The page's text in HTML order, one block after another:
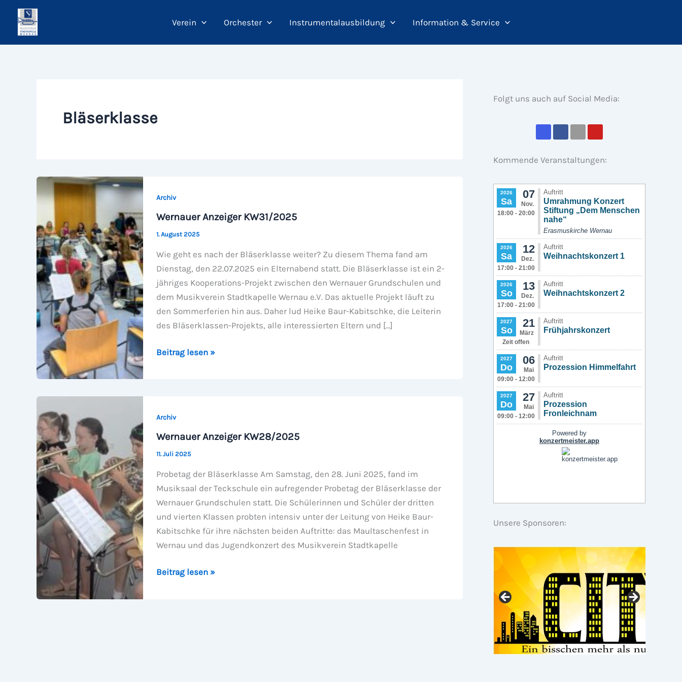
Inhalt
springen
Verein Orchester Instrumentalausbildung Information & Service
Bläserklasse
Archiv
Wernauer Anzeiger KW31/2025
1. August 2025
Wie geht es nach der Bläserklasse weiter? Zu diesem Thema fand am
Dienstag, den 22.07.2025 ein Elternabend statt. Die Bläserklasse ist ein 2-
jähriges Kooperations-Projekt zwischen den Wernauer Grundschulen und
dem Musikverein Stadtkapelle Wernau e.V. Das aktuelle Projekt läuft zu
den Sommerferien hin aus. Daher lud Heike Baur-Kabitschke, die Leiterin
des Bläserklassen-Projekts, alle interessierten Eltern und […]
Wernauer
Beitrag lesen »
Archiv
Wernauer Anzeiger KW28/2025
11. Juli 2025
Probetag der Bläserklasse Am Samstag, den 28. Juni 2025, fand im
Musiksaal der Teckschule ein aufregender Probetag der Bläserklasse der
Wernauer Grundschulen statt. Die Schülerinnen und Schüler der dritten
und vierten Klassen probten intensiv unter der Leitung von Heike Baur-
Kabitschke für ihre nächsten beiden Auftritte: das Maultaschenfest in
Wernau und das Jugendkonzert des Musikverein Stadtkapelle
Wernauer
Beitrag lesen »
Folgt uns auch auf Social Media:
Kommende Veranstaltungen:
Unsere Sponsoren: